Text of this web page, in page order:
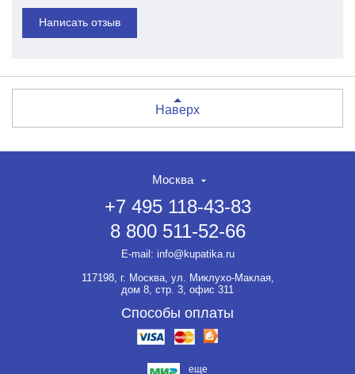
Написать отзыв
Наверх
Москва
+7 495 118-43-83
8 800 511-52-66
E-mail: info@kupatika.ru
117198, г. Москва, ул. Миклухо-Маклая,
дом 8, стр. 3, офис 311
Способы оплаты
еще